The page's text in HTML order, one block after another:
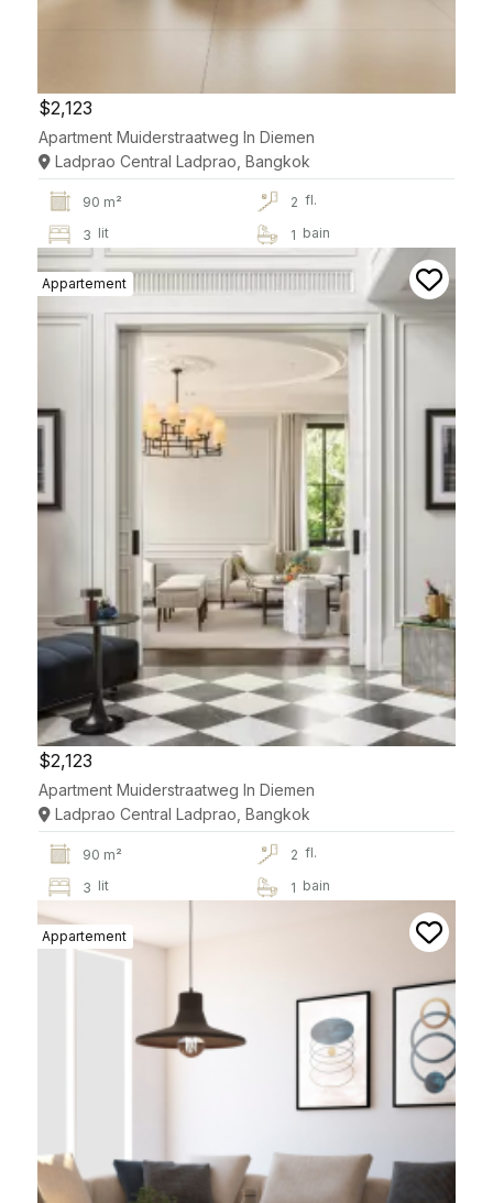
$2,123
Apartment Muiderstraatweg In Diemen
Ladprao Central Ladprao, Bangkok
90 m² 2 fl.
3 lit 1 bain
Appartement
$2,123
Apartment Muiderstraatweg In Diemen
Ladprao Central Ladprao, Bangkok
90 m² 2 fl.
3 lit 1 bain
Appartement